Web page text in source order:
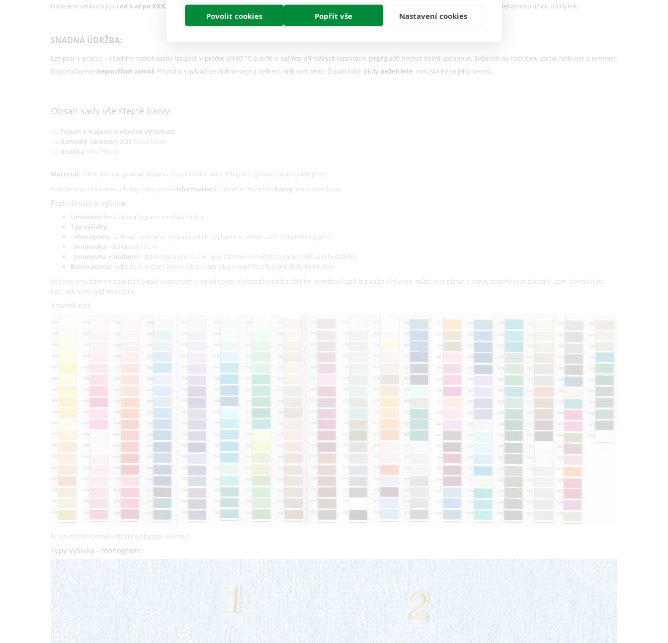
Povolit cookies Popřít vše Nastavení cookies
Nabízené velikosti jsou od S až po XXXL. Jednotlivé rozměry najdete v tabulce velikostí. Obecně platí, že správná délka županu by měla být alespoň po kolena nebo až do půli lýtek.
SNADNÁ ÚDRŽBA:
Lze prát v pračce – všechny naše župany lze prát v pračce při 60 °C a sušit v sušičce při nízkých teplotách, popřípadě nechat volně uschnout. Sušením na radiátoru ztrácí měkkost a jemnost.
Doporučujeme nepoužívat aviváž. Při praní s aviváží se vlákna slepí a veškerá měkkost zmizí. Župan také nikdy nežehlete, narušila by se jeho savost.
Obsah sady vše stejné barvy:
1x župan s kapucí a vlastní výšivkou
1x dámský saunový kilt 80x140cm
1x osuška 90x150cm
Materiál: 100% bavlna, gramáž županu a saunového kiltu 380 g/m2, gramáž osušky 480 g/m2
Nabízené a zobrazené odstíny jsou pouze informativní, monitor může tón barvy lehce zkreslovat.
Podrobnosti k výšivce:
Umístění: levá strana županu v oblasti srdce
Typ výšivky:
- Monogram - 2 tiskací písmena, výška cca 3 cm, vyberte si prosím ze 4 typů monogramů
- Jmenovka - délka cca 15 cm
- Jmenovka + zdobení - délka textu cca 15 cm, jako zdobení si můžete vybrat srdíčka či hvězdičky
Barva písma: vyberte si prosím barvu niti ze vzorníku a vyplňte příslušné čtyřciferné číslo
Výšivku provádíme na základě údajů uvedených v objednávce. V případě odběru většího množství kusů županů s výšivkou, může tvar písma a barvu specifikovat zákazník sám, kontaktujte
nás, rádi Vám vyjdeme vstříc.
Vzorník nití:
Pro zvětšení vzorníku stačí na obrázek kliknout.
Typy výšivky - monogram: